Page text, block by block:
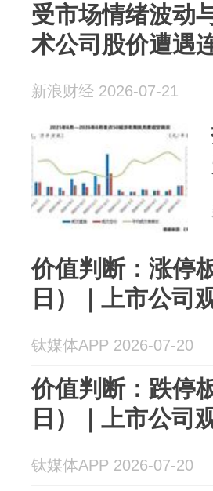
受市场情绪波动
术公司股价遭遇
新浪财经 2026-07-21
价值判断：涨停
日）｜上市公司
钛媒体APP 2026-07-20
价值判断：跌停
日）｜上市公司
钛媒体APP 2026-07-20